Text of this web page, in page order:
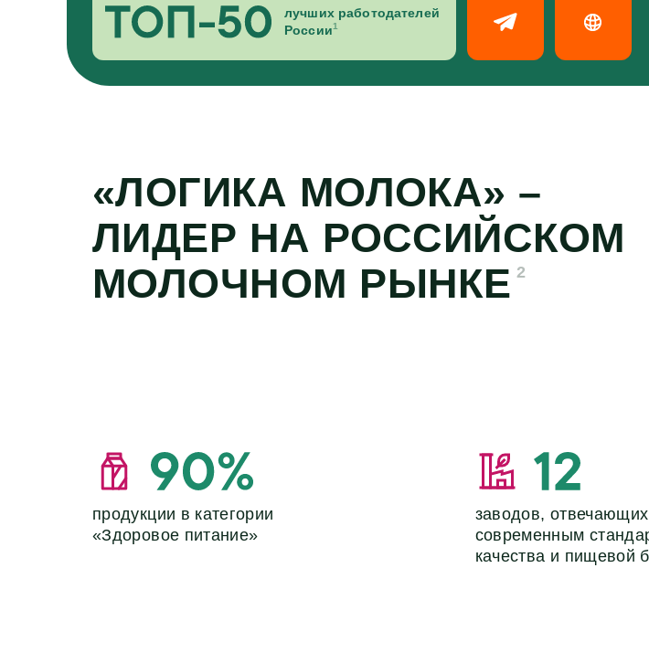
лучших работодателей
России1
«ЛОГИКА МОЛОКА» –
ЛИДЕР НА РОССИЙСКОМ
МОЛОЧНОМ РЫНКЕ 2
продукции в категории
«Здоровое питание»
заводов,
современным
качества и пищевой